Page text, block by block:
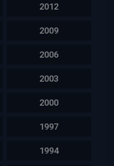
2012
2009
2006
2003
2000
1997
1994